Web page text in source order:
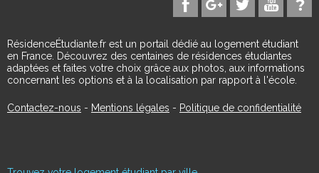
RésidenceÉtudiante.fr est un portail dédié au logement étudiant
en France. Découvrez des centaines de résidences étudiantes
adaptées et faites votre choix grâce aux photos, aux informations
concernant les options et à la localisation par rapport à l'école.
Contactez-nous - Mentions légales - Politique de confidentialité